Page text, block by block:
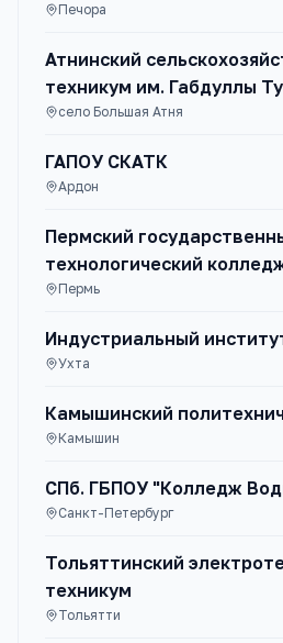
Печора
Атнинский
техникум им. Габдуллы
село Большая Атня
ГАПОУ СКАТК
Ардон
Пермский
технологический
Пермь
Индустриальный
Ухта
Камышинский
Камышин
СПб. ГБПОУ "Колледж
Санкт-Петербург
Тольяттинский
техникум
Тольятти